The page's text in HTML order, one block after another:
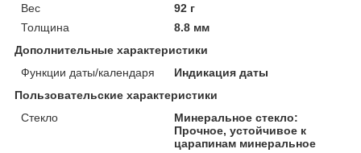
Вес
92 г
Толщина
8.8 мм
Дополнительные характеристики
Функции даты/календаря
Индикация даты
Пользовательские характеристики
Стекло
Минеральное стекло:
Прочное, устойчивое к
царапинам минеральное